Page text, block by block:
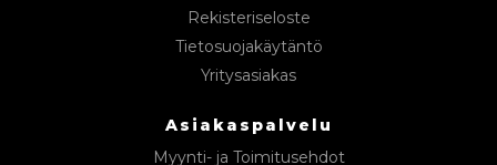
Rekisteriseloste
Tietosuojakäytäntö
Yritysasiakas
Asiakaspalvelu
Myynti- ja Toimitusehdot